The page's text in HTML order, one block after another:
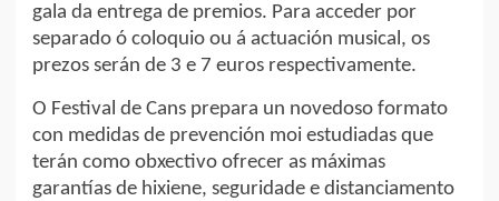
gala da entrega de premios. Para acceder por
separado ó coloquio ou á actuación musical, os
prezos serán de 3 e 7 euros respectivamente.
O Festival de Cans prepara un novedoso formato
con medidas de prevención moi estudiadas que
terán como obxectivo ofrecer as máximas
garantías de hixiene, seguridade e distanciamento